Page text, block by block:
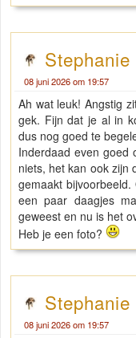
Stephanie
08 juni 2026 om 19:57
Ah wat leuk! Angstig
gek. Fijn dat je al in
dus nog goed te
Inderdaad even goed
niets, het kan ook zijn
gemaakt
een paar daagjes
geweest en nu is het
Heb je een foto?
Stephanie
08 juni 2026 om 19:57